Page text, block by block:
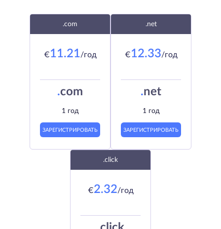
.com
€11.21/год
.com
1 год
ЗАРЕГИСТРИРОВАТЬ
.net
€12.33/год
.net
1 год
ЗАРЕГИСТРИРОВАТЬ
.click
€2.32/год